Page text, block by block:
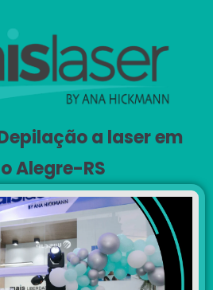
a laser em
Alegre-RS